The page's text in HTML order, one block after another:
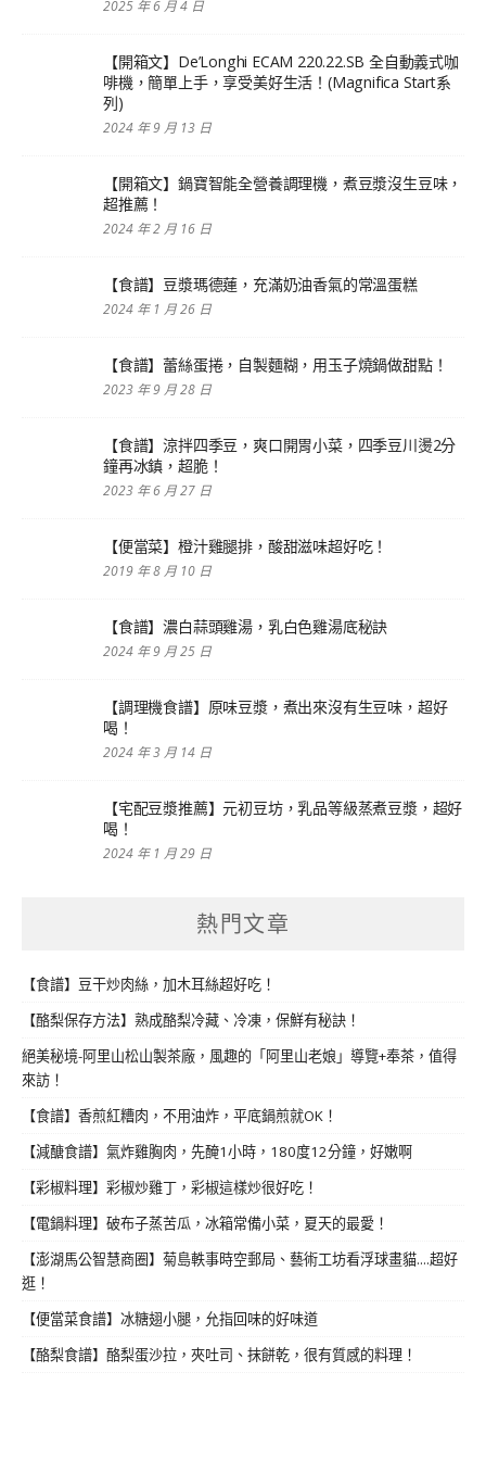
2025 年 6 月 4 日
【開箱文】De’Longhi ECAM 220.22.SB 全自動義式咖
啡機，簡單上手，享受美好生活！(Magnifica Start系
列)
2024 年 9 月 13 日
【開箱文】鍋寶智能全營養調理機，煮豆漿沒生豆味，
超推薦！
2024 年 2 月 16 日
【食譜】豆漿瑪德蓮，充滿奶油香氣的常溫蛋糕
2024 年 1 月 26 日
【食譜】蕾絲蛋捲，自製麵糊，用玉子燒鍋做甜點！
2023 年 9 月 28 日
【食譜】涼拌四季豆，爽口開胃小菜，四季豆川燙2分
鐘再冰鎮，超脆！
2023 年 6 月 27 日
【便當菜】橙汁雞腿排，酸甜滋味超好吃！
2019 年 8 月 10 日
【食譜】濃白蒜頭雞湯，乳白色雞湯底秘訣
2024 年 9 月 25 日
【調理機食譜】原味豆漿，煮出來沒有生豆味，超好
喝！
2024 年 3 月 14 日
【宅配豆漿推薦】元初豆坊，乳品等級蒸煮豆漿，超好
喝！
2024 年 1 月 29 日
熱門文章
【食譜】豆干炒肉絲，加木耳絲超好吃！
【酪梨保存方法】熟成酪梨冷藏、冷凍，保鮮有秘訣！
絕美秘境-阿里山松山製茶廠，風趣的「阿里山老娘」導覽+奉茶，值得
來訪！
【食譜】香煎紅糟肉，不用油炸，平底鍋煎就OK！
【減醣食譜】氣炸雞胸肉，先醃1小時，180度12分鐘，好嫩啊
【彩椒料理】彩椒炒雞丁，彩椒這樣炒很好吃！
【電鍋料理】破布子蒸苦瓜，冰箱常備小菜，夏天的最愛！
【澎湖馬公智慧商圈】菊島軼事時空郵局、藝術工坊看浮球畫貓....超好
逛！
【便當菜食譜】冰糖翅小腿，允指回味的好味道
【酪梨食譜】酪梨蛋沙拉，夾吐司、抹餅乾，很有質感的料理！